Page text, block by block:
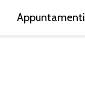
Appuntamenti